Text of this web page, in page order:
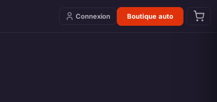
Connexion Boutique auto